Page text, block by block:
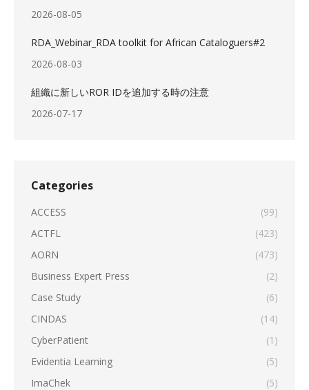
2026-08-05
RDA_Webinar_RDA toolkit for African Cataloguers#2
2026-08-03
組織に新しいROR IDを追加する時の注意
2026-07-17
Categories
ACCESS
(99)
ACTFL
(423)
AORN
(473)
Business Expert Press
(2)
Case Study
(6)
CINDAS
(14)
CyberPatient
(1)
Evidentia Learning
(5)
ImaChek
(5)